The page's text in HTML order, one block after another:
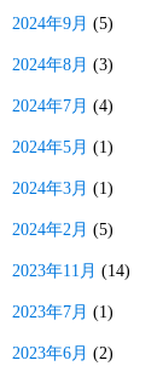
2024年9月 (5)
2024年8月 (3)
2024年7月 (4)
2024年5月 (1)
2024年3月 (1)
2024年2月 (5)
2023年11月 (14)
2023年7月 (1)
2023年6月 (2)